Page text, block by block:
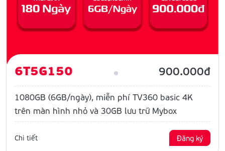
6T5G150 900.000đ
1080GB (6GB/ngày), miễn phí TV360 basic 4K
trên màn hình nhỏ và 30GB lưu trữ Mybox
Chi tiết Đăng ký